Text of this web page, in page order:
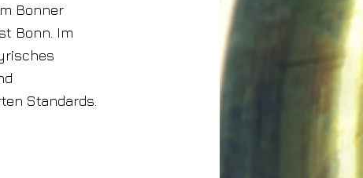
Bonner
Bonn. Im
Standards.